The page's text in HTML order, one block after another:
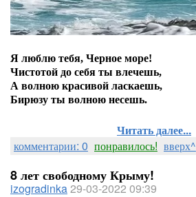
Я люблю тебя, Черное море!
Чистотой до себя ты влечешь,
А волною красивой ласкаешь,
Бирюзу ты волною несешь.
Читать далее...
комментарии: 0 понравилось! вверх^
8 лет свободному Крыму!
izogradinka29-03-2022 09:39